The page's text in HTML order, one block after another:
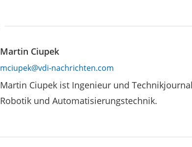
Martin Ciupek
mciupek@vdi-nachrichten.com
Martin Ciupek ist Ingenieur und
Robotik und Automatisierungstechnik.